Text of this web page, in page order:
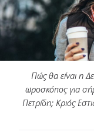
Πώς θα είναι η
ωροσκόπος για
Πετρίδη; Κριός